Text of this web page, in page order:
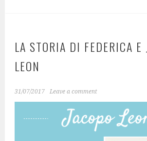
LA STORIA DI FEDERICA E
LEON
31/07/2017 Leave a comment